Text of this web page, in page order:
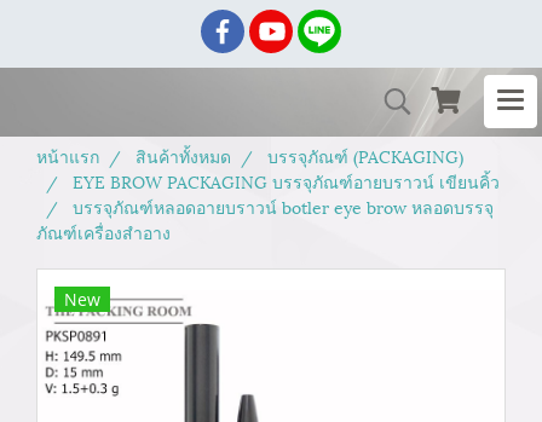
หน้าแรก สินค้าทั้งหมด
บรรจุภัณฑ์ (PACKAGING)
EYE BROW PACKAGING บรรจุภัณฑ์อายบราวน์ เขียนคิ้ว
บรรจุภัณฑ์หลอดอายบราวน์ botler eye brow หลอดบรรจุ
ภัณฑ์เครื่องสำอาง
New